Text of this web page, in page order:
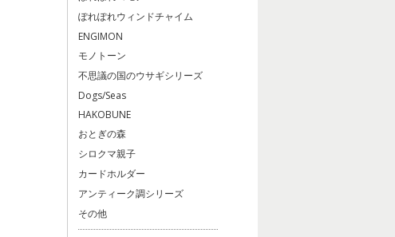
ぽれぽれウィンドチャイム
ENGIMON
モノトーン
不思議の国のウサギシリーズ
Dogs/Seas
HAKOBUNE
おとぎの森
シロクマ親子
カードホルダー
アンティーク調シリーズ
その他